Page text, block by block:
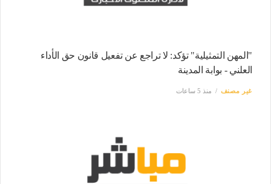
"المهن التمثيلية" تؤكد: لا تراجع عن تفعيل قانون حق الأداء
العلني - بوابة المدينة
غير مصنف منذ 5 ساعات